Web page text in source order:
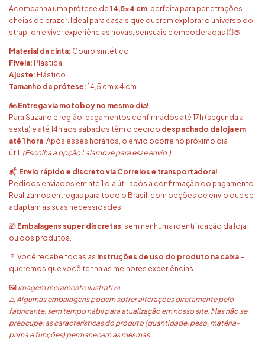
Acompanha uma prótese de 14,5x4 cm, perfeita para penetrações
cheias de prazer. Ideal para casais que querem explorar o universo do
strap-on e viver experiências novas, sensuais e empoderadas 💥🍑
Material da cinta: Couro sintético
Fivela: Plástica
Ajuste: Elástico
Tamanho da prótese: 14,5 cm x 4 cm
🏍️ Entrega via motoboy no mesmo dia!
Para Suzano e região: pagamentos confirmados até 17h (segunda a
sexta) e até 14h aos sábados têm o pedido despachado da loja em
até 1 hora. Após esses horários, o envio ocorre no próximo dia
útil. (Escolha a opção Lalamove para esse envio.)
📬 Envio rápido e discreto via Correios e transportadora!
Pedidos enviados em até 1 dia útil após a confirmação do pagamento.
Realizamos entregas para todo o Brasil, com opções de envio que se
adaptam às suas necessidades.
🎁 Embalagens super discretas, sem nenhuma identificação da loja
ou dos produtos.
📄 Você recebe todas as instruções de uso do produto na caixa –
queremos que você tenha as melhores experiências.
🖼️ Imagem meramente ilustrativa.
⚠️Algumas embalagens podem sofrer alterações diretamente pelo
fabricante, sem tempo hábil para atualização em nosso site. Mas não se
preocupe: as características do produto (quantidade, peso, matéria-
prima e funções) permanecem as mesmas.